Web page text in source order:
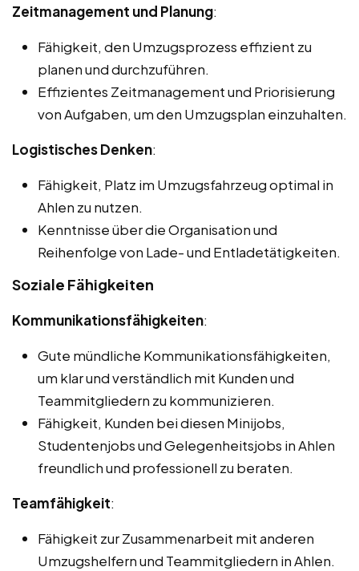
Zeitmanagement und Planung:
Fähigkeit, den Umzugsprozess effizient zu
planen und durchzuführen.
Effizientes Zeitmanagement und Priorisierung
von Aufgaben, um den Umzugsplan einzuhalten.
Logistisches Denken:
Fähigkeit, Platz im Umzugsfahrzeug optimal in
Ahlen zu nutzen.
Kenntnisse über die Organisation und
Reihenfolge von Lade- und Entladetätigkeiten.
Soziale Fähigkeiten
Kommunikationsfähigkeiten:
Gute mündliche Kommunikationsfähigkeiten,
um klar und verständlich mit Kunden und
Teammitgliedern zu kommunizieren.
Fähigkeit, Kunden bei diesen Minijobs,
Studentenjobs und Gelegenheitsjobs in Ahlen
freundlich und professionell zu beraten.
Teamfähigkeit:
Fähigkeit zur Zusammenarbeit mit anderen
Umzugshelfern und Teammitgliedern in Ahlen.